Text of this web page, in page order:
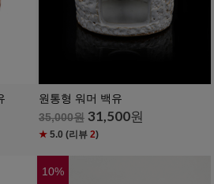
원통형 워머 백유
35,000원 31,500원
★ 5.0 (리뷰 2)
10%